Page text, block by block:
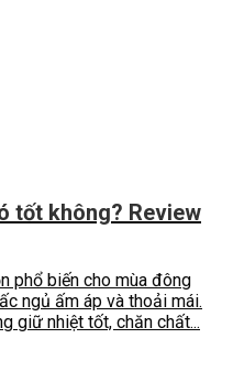
tốt không? Review
phổ biến cho mùa đông
ngủ ấm áp và thoải mái.
giữ nhiệt tốt, chăn chất...